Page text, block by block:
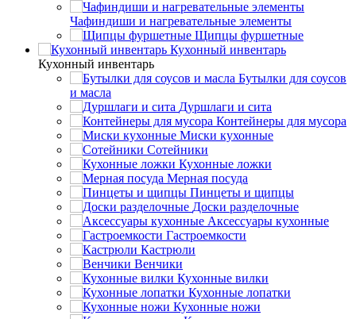
Чафиндиши и нагревательные элементы
Щипцы фуршетные
Кухонный инвентарь
Кухонный инвентарь
Бутылки для соусов
и масла
Дуршлаги и сита
Контейнеры для мусора
Миски кухонные
Сотейники
Кухонные ложки
Мерная посуда
Пинцеты и щипцы
Доски разделочные
Аксессуары кухонные
Гастроемкости
Кастрюли
Венчики
Кухонные вилки
Кухонные лопатки
Кухонные ножи